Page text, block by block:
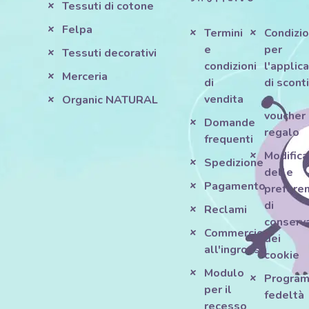
Tessuti di cotone
Felpa
Tessuti decorativi
Merceria
Organic NATURAL
Termini
e
condizioni
di
vendita
Domande
frequenti
Spedizione
Pagamento
Reclami
Commercio
all'ingrosso
Modulo
per il
per
di sconti
e
voucher
regalo
Modifica
delle
di
dei
cookie
fedeltà